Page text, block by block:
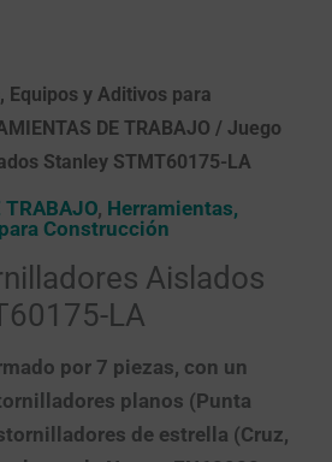
Equipos y Aditivos para
DE TRABAJO / Juego
Stanley STMT60175-LA
TRABAJO, Herramientas,
Construcción
Aislados
LA
por 7 piezas, con un
planos (Punta
de estrella (Cruz,